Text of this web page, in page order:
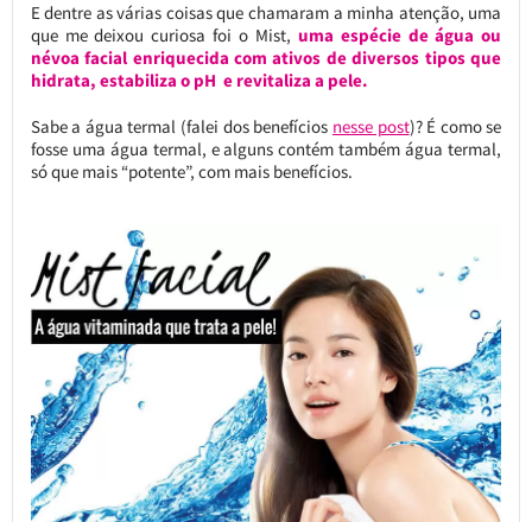
E dentre as várias coisas que chamaram a minha atenção, uma
que me deixou curiosa foi o Mist, uma espécie de água ou
névoa facial enriquecida com ativos de diversos tipos que
hidrata, estabiliza o pH e revitaliza a pele.
Sabe a água termal (falei dos benefícios nesse post)? É como se
fosse uma água termal, e alguns contém também água termal,
só que mais “potente”, com mais benefícios.